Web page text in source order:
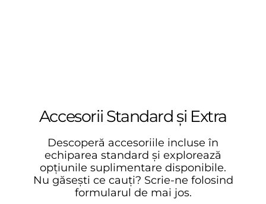
Accesorii Standard și Extra
Descoperă accesoriile incluse în
echiparea standard și explorează
opțiunile suplimentare disponibile.
Nu găsești ce cauți? Scrie-ne folosind
formularul de mai jos.